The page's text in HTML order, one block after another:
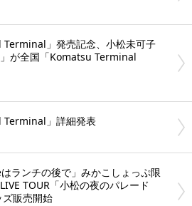
」発売記念、小松未可子
が全国「Komatsu Terminal
Terminal」詳細発表
ランチの後で」みかこしょっぷ限
TOUR「小松の夜のパレード
販売開始